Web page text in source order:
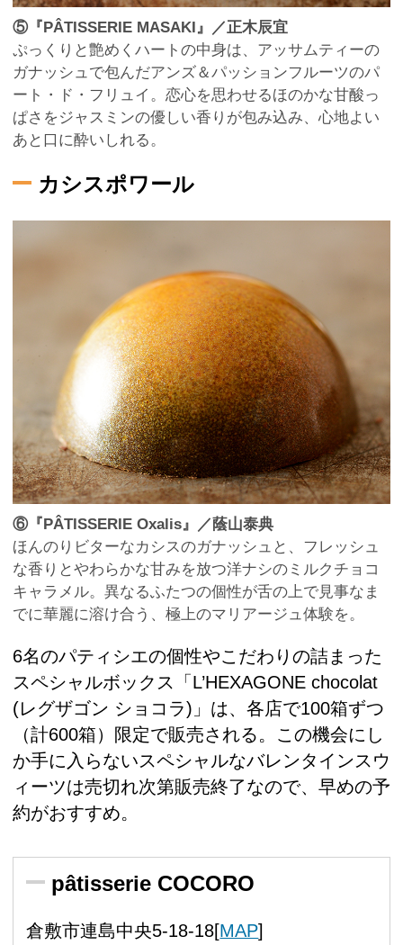
⑤『PÂTISSERIE MASAKI』／正木辰宜
ぷっくりと艶めくハートの中身は、アッサムティーの
ガナッシュで包んだアンズ＆パッションフルーツのパ
ート・ド・フリュイ。恋心を思わせるほのかな甘酸っ
ぱさをジャスミンの優しい香りが包み込み、心地よい
あと口に酔いしれる。
カシスポワール
⑥『PÂTISSERIE Oxalis』／蔭山泰典
ほんのりビターなカシスのガナッシュと、フレッシュ
な香りとやわらかな甘みを放つ洋ナシのミルクチョコ
キャラメル。異なるふたつの個性が舌の上で見事なま
でに華麗に溶け合う、極上のマリアージュ体験を。
6名のパティシエの個性やこだわりの詰まった
スペシャルボックス「L’HEXAGONE chocolat
(レグザゴン ショコラ)」は、各店で100箱ずつ
（計600箱）限定で販売される。この機会にし
か手に入らないスペシャルなバレンタインスウ
ィーツは売切れ次第販売終了なので、早めの予
約がおすすめ。
pâtisserie COCORO
倉敷市連島中央5-18-18[MAP]